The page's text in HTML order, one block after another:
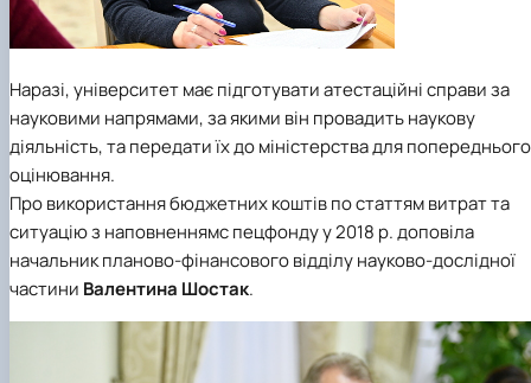
Наразі, університет має підготувати атестаційні справи за
науковими напрямами, за якими він провадить наукову
діяльність, та передати їх до міністерства для попереднього
оцінювання.
Про використання бюджетних коштів по статтям витрат та
ситуацію з наповненнямс пецфонду у 2018 р. доповіла
начальник планово-фінансового відділу науково-дослідної
частини Валентина Шостак.